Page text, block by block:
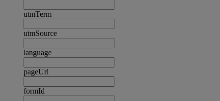
utmTerm
utmSource
language
pageUrl
formId